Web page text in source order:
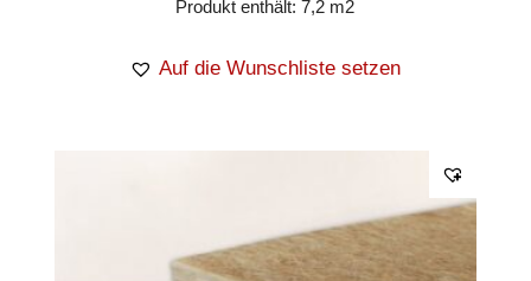
Produkt enthält: 7,2 m2
Auf die Wunschliste setzen